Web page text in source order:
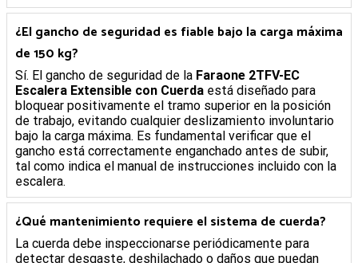
¿El gancho de seguridad es fiable bajo la carga máxima
de 150 kg?
Sí. El gancho de seguridad de la Faraone 2TFV-EC
Escalera Extensible con Cuerda está diseñado para
bloquear positivamente el tramo superior en la posición
de trabajo, evitando cualquier deslizamiento involuntario
bajo la carga máxima. Es fundamental verificar que el
gancho está correctamente enganchado antes de subir,
tal como indica el manual de instrucciones incluido con la
escalera.
¿Qué mantenimiento requiere el sistema de cuerda?
La cuerda debe inspeccionarse periódicamente para
detectar desgaste, deshilachado o daños que puedan